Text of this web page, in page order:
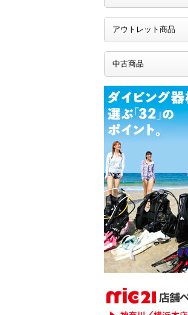
アウトレット商品
中古商品